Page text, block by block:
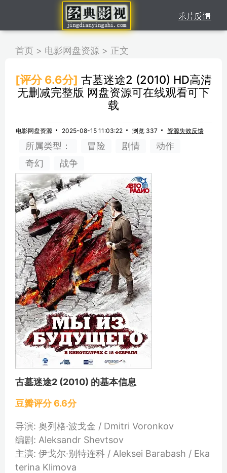
首页 > 电影网盘资源 > 正文
[评分 6.6分] 古墓迷途2 (2010) HD高清
无删减完整版 网盘资源可在线观看可下
载
电影网盘资源 2025-08-15 11:03:22 浏览 337 资源失效反馈
所属类型： 冒险 剧情
动作
奇幻
战争
古墓迷途2 (2010) 的基本信息
豆瓣评分 6.6分
导演: 奥列格·波戈金 / Dmitri Voronkov
编剧: Aleksandr Shevtsov
主演: 伊戈尔·别特连科 / Aleksei Barabash / Eka
terina Klimova